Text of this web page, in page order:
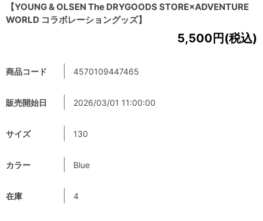
【YOUNG & OLSEN The DRYGOODS STORE×ADVENTURE
WORLD コラボレーショングッズ】
5,500円(税込)
商品コード 4570109447465
販売開始日 2026/03/01 11:00:00
サイズ 130
カラー Blue
在庫 4